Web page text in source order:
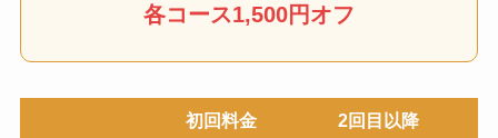
各コース1,500円オフ
初回料金 2回目以降